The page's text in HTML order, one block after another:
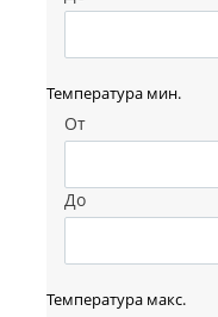
Температура мин.
От
До
Температура макс.